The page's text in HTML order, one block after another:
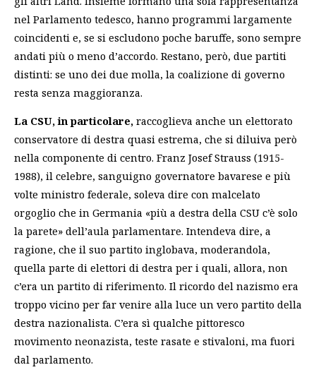
nel Parlamento tedesco, hanno programmi largamente
coincidenti e, se si escludono poche baruffe, sono sempre
andati più o meno d’accordo. Restano, però, due partiti
distinti: se uno dei due molla, la coalizione di governo
resta senza maggioranza.
La CSU, in particolare, raccoglieva anche un elettorato
conservatore di destra quasi estrema, che si diluiva però
nella componente di centro. Franz Josef Strauss (1915-
1988), il celebre, sanguigno governatore bavarese e più
volte ministro federale, soleva dire con malcelato
orgoglio che in Germania «più a destra della CSU c’è solo
la parete» dell’aula parlamentare. Intendeva dire, a
ragione, che il suo partito inglobava, moderandola,
quella parte di elettori di destra per i quali, allora, non
c’era un partito di riferimento. Il ricordo del nazismo era
troppo vicino per far venire alla luce un vero partito della
destra nazionalista. C’era sì qualche pittoresco
movimento neonazista, teste rasate e stivaloni, ma fuori
dal parlamento.